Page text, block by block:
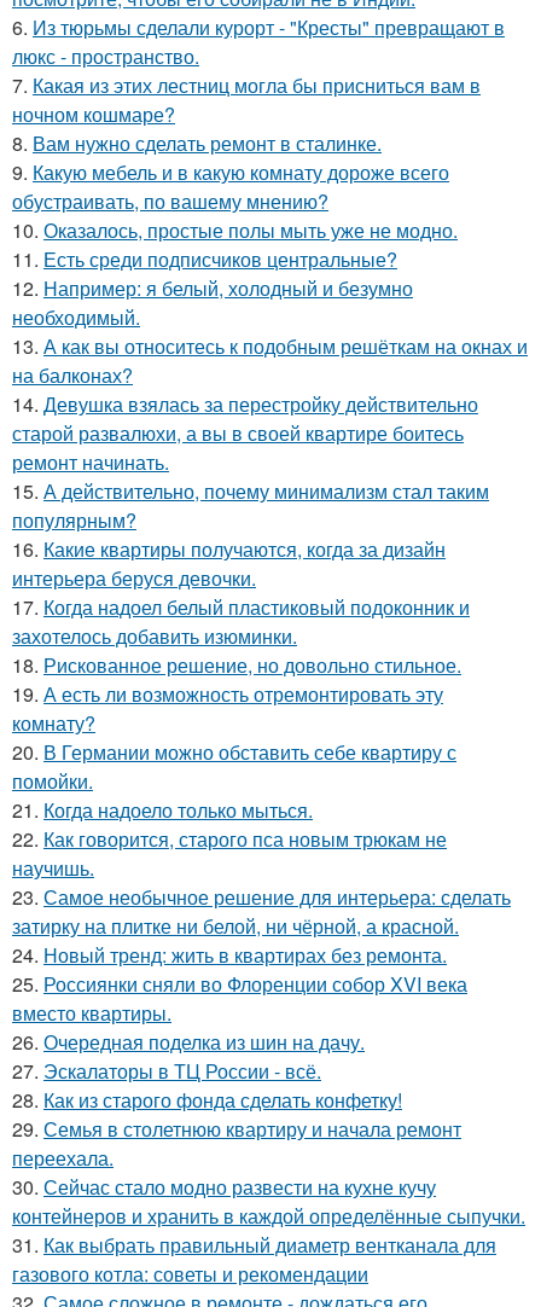
6. Из тюрьмы сделали курорт - "Кресты" превращают в
люкс - пространство.
7. Какая из этих лестниц могла бы присниться вам в
ночном кошмаре?
8. Вам нужно сделать ремонт в сталинке.
9. Какую мебель и в какую комнату дороже всего
обустраивать, по вашему мнению?
10. Оказалось, простые полы мыть уже не модно.
11. Есть среди подписчиков центральные?
12. Например: я белый, холодный и безумно
необходимый.
13. А как вы относитесь к подобным решёткам на окнах и
на балконах?
14. Девушка взялась за перестройку действительно
старой развалюхи, а вы в своей квартире боитесь
ремонт начинать.
15. А действительно, почему минимализм стал таким
популярным?
16. Какие квартиры получаются, когда за дизайн
интерьера беруся девочки.
17. Когда надоел белый пластиковый подоконник и
захотелось добавить изюминки.
18. Рискованное решение, но довольно стильное.
19. А есть ли возможность отремонтировать эту
комнату?
20. В Германии можно обставить себе квартиру с
помойки.
21. Когда надоело только мыться.
22. Как говорится, старого пса новым трюкам не
научишь.
23. Самое необычное решение для интерьера: сделать
затирку на плитке ни белой, ни чёрной, а красной.
24. Новый тренд: жить в квартирах без ремонта.
25. Россиянки сняли во Флоренции собор XVI века
вместо квартиры.
26. Очередная поделка из шин на дачу.
27. Эскалаторы в ТЦ России - всё.
28. Как из старого фонда сделать конфетку!
29. Семья в столетнюю квартиру и начала ремонт
переехала.
30. Сейчас стало модно развести на кухне кучу
контейнеров и хранить в каждой определённые сыпучки.
31. Как выбрать правильный диаметр вентканала для
газового котла: советы и рекомендации